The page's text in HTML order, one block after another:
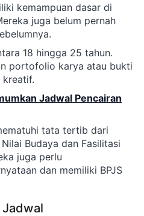
kemampuan dasar di
juga belum pernah
18 hingga 25 tahun.
portofolio karya atau bukti
kreatif.
Jadwal Pencairan
tata tertib dari
Budaya dan Fasilitasi
juga perlu
dan memiliki BPJS
Jadwal